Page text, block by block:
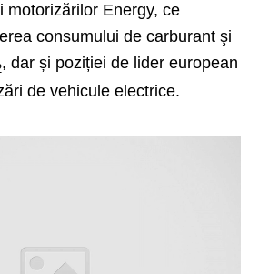
motorizărilor Energy, ce
consumului de carburant şi
, dar și poziției de lider european
de vehicule electrice.